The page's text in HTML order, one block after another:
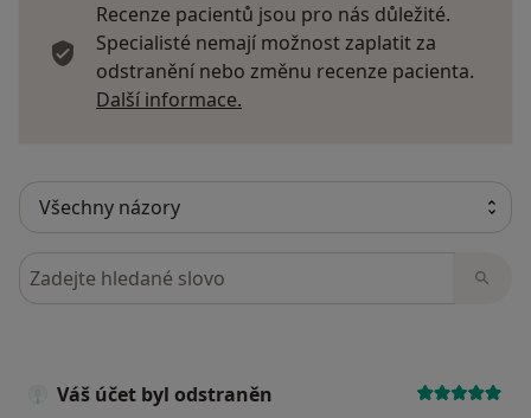
Recenze pacientů jsou pro nás důležité.
Specialisté nemají možnost zaplatit za
odstranění nebo změnu recenze pacienta.
Další informace.
Hledejte v názorech
Váš účet byl odstraněn